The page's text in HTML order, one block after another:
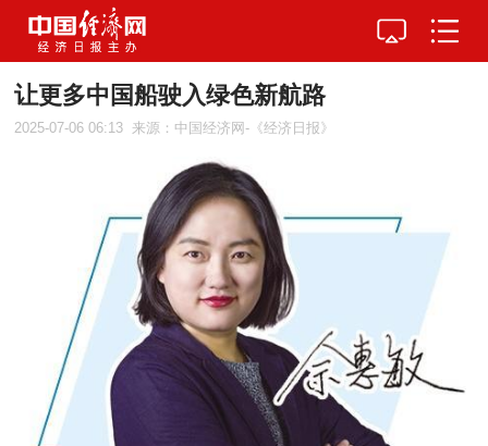
让更多中国船驶入绿色新航路
2025-07-06 06:13 来源：中国经济网-《经济日报》